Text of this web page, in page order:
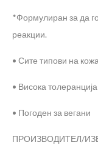
*Формулиран за да
реакции.
• Сите типови на
• Висока
• Погоден за вегани
ПРОИЗВОДИТЕЛ/